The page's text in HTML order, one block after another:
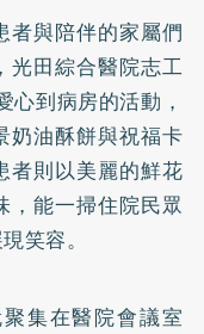
者與陪伴的家屬們
光田綜合醫院志工
心到病房的活動，
奶油酥餅與祝福卡
者則以美麗的鮮花
，能一掃住院民眾
笑容。
集在醫院會議室